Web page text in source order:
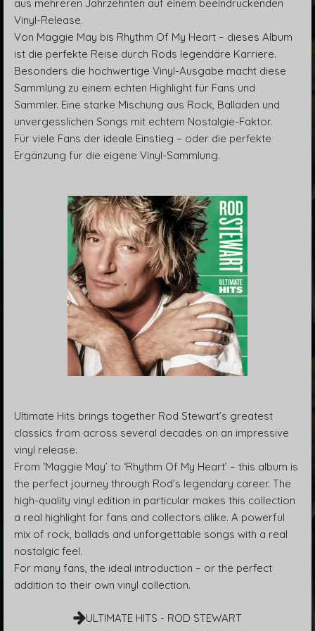
aus mehreren Jahrzehnten auf einem beeindruckenden
Vinyl-Release.
Von Maggie May bis Rhythm Of My Heart – dieses Album
ist die perfekte Reise durch Rods legendäre Karriere.
Besonders die hochwertige Vinyl-Ausgabe macht diese
Sammlung zu einem echten Highlight für Fans und
Sammler. Eine starke Mischung aus Rock, Balladen und
unvergesslichen Songs mit echtem Nostalgie-Faktor.
Für viele Fans der ideale Einstieg – oder die perfekte
Ergänzung für die eigene Vinyl-Sammlung.
Ultimate Hits brings together Rod Stewart’s greatest
classics from across several decades on an impressive
vinyl release.
From ‘Maggie May’ to ‘Rhythm Of My Heart’ – this album is
the perfect journey through Rod’s legendary career. The
high-quality vinyl edition in particular makes this collection
a real highlight for fans and collectors alike. A powerful
mix of rock, ballads and unforgettable songs with a real
nostalgic feel.
For many fans, the ideal introduction – or the perfect
addition to their own vinyl collection.
ULTIMATE HITS - ROD STEWART